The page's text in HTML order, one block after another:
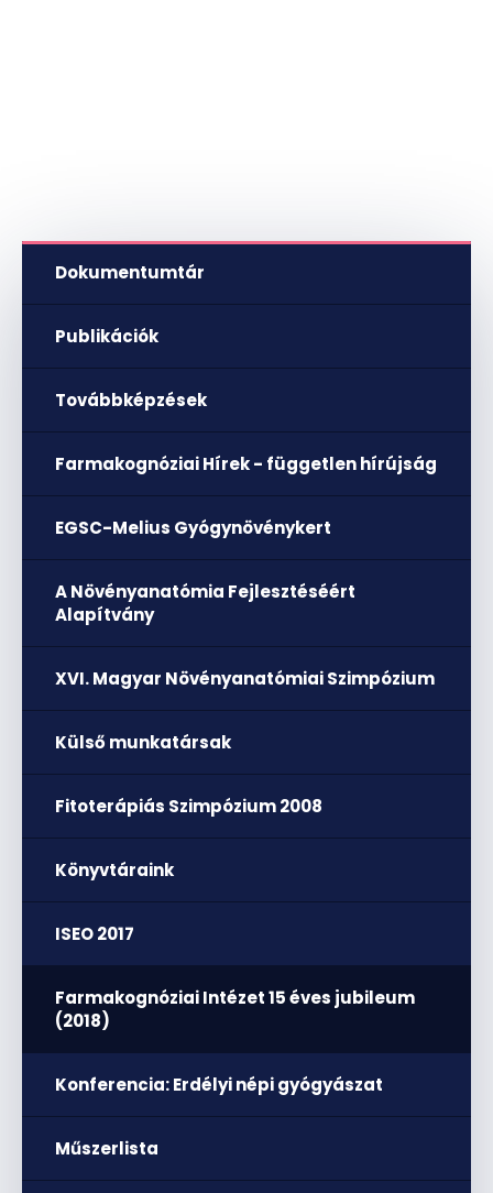
Dokumentumtár
Publikációk
Továbbképzések
Farmakognóziai Hírek - független hírújság
EGSC-Melius Gyógynövénykert
A Növényanatómia Fejlesztéséért
Alapítvány
XVI. Magyar Növényanatómiai Szimpózium
Külső munkatársak
Fitoterápiás Szimpózium 2008
Könyvtáraink
ISEO 2017
Farmakognóziai Intézet 15 éves jubileum
(2018)
Konferencia: Erdélyi népi gyógyászat
Műszerlista